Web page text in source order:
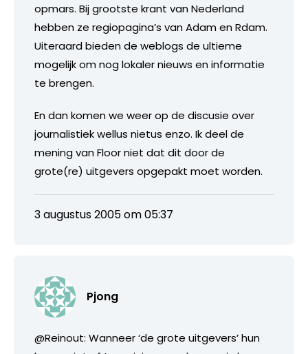
opmars. Bij grootste krant van Nederland
hebben ze regiopagina’s van Adam en Rdam.
Uiteraard bieden de weblogs de ultieme
mogelijk om nog lokaler nieuws en informatie
te brengen.
En dan komen we weer op de discusie over
journalistiek wellus nietus enzo. Ik deel de
mening van Floor niet dat dit door de
grote(re) uitgevers opgepakt moet worden.
3 augustus 2005 om 05:37
Pjong
@Reinout: Wanneer ‘de grote uitgevers’ hun